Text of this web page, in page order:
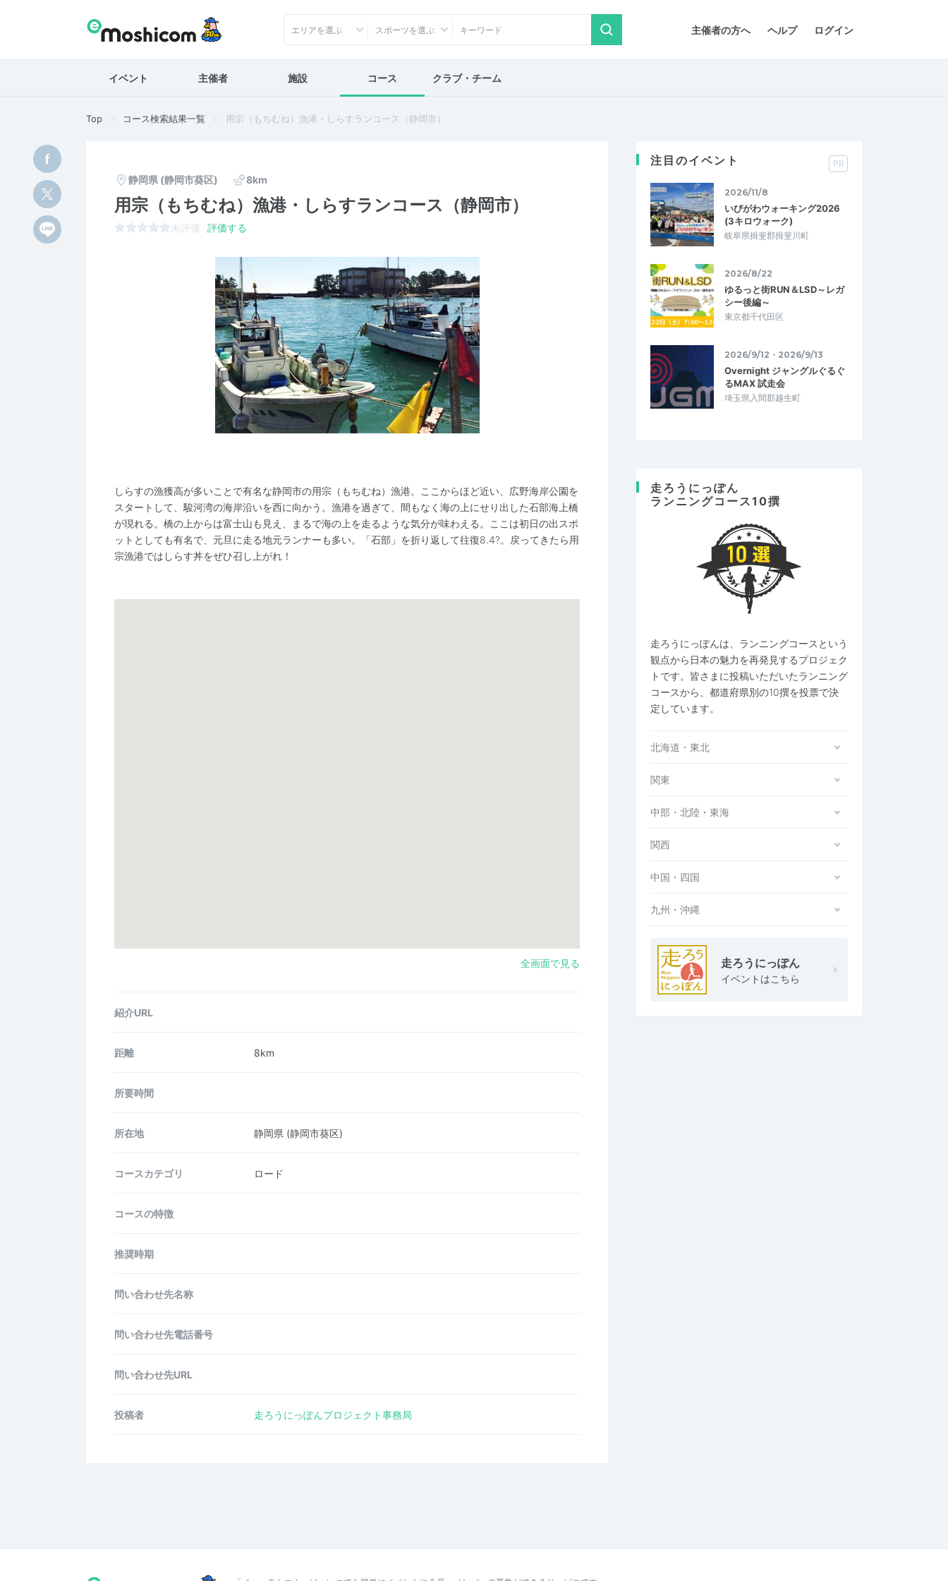
主催者の方へ ヘルプ ログイン
エリアを選ぶ スポーツを選ぶ
イベント 主催者 施設 コース クラブ・チーム
Top コース検索結果一覧 用宗（もちむね）漁港・しらすランコース（静岡市）
静岡県 (静岡市葵区) 8km
用宗（もちむね）漁港・しらすランコース（静岡市）
未評価 評価する
しらすの漁獲高が多いことで有名な静岡市の用宗（もちむね）漁港。ここからほど近い、広野海岸公園を
スタートして、駿河湾の海岸沿いを西に向かう。漁港を過ぎて、間もなく海の上にせり出した石部海上橋
が現れる。橋の上からは富士山も見え、まるで海の上を走るような気分が味わえる。ここは初日の出スポ
ットとしても有名で、元旦に走る地元ランナーも多い。「石部」を折り返して往復8.4?。戻ってきたら用
宗漁港ではしらす丼をぜひ召し上がれ！
全画面で見る
紹介URL
距離 8km
所要時間
所在地 静岡県 (静岡市葵区)
コース カテゴリ ロード
コースの特徴
推奨時期
問い合わせ先名称
問い合わせ先電話番号
問い合わせ先URL
投稿者 走ろうにっぽんプロジェクト事務局
注目のイベント PR
2026/11/8
いびがわウォーキング2026
(3キロウォーク)
岐阜県揖斐郡揖斐川町
2026/8/22
ゆるっと街RUN＆LSD～レガ
シー後編～
東京都千代田区
2026/9/12・2026/9/13
Overnight ジャングルぐるぐ
るMAX 試走会
埼玉県入間郡越生町
走ろうにっぽん
ランニングコース10撰
走ろうにっぽんは、ランニングコースという
観点から日本の魅力を再発見するプロジェク
トです。皆さまに投稿いただいたランニング
コースから、都道府県別の10撰を投票で決
定しています。
北海道・東北
関東
中部・北陸・東海
関西
中国・四国
九州・沖縄
走ろうにっぽん
イベントはこちら